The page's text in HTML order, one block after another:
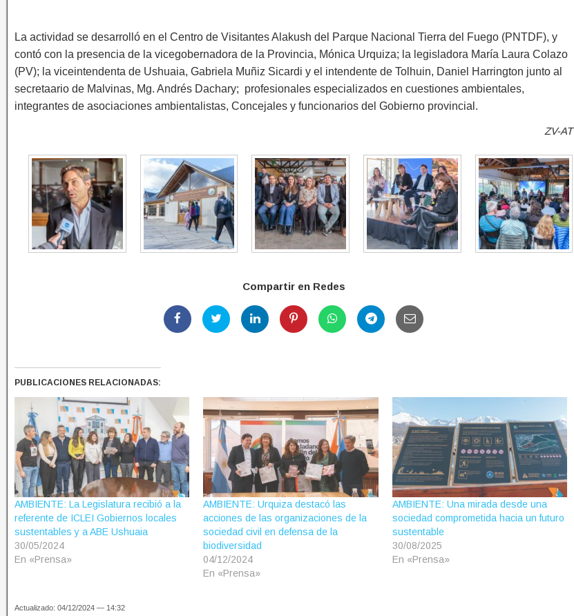
La actividad se desarrolló en el Centro de Visitantes Alakush del Parque Nacional Tierra del Fuego (PNTDF), y
contó con la presencia de la vicegobernadora de la Provincia, Mónica Urquiza; la legisladora María Laura Colazo
(PV); la viceintendenta de Ushuaia, Gabriela Muñiz Sicardi y el intendente de Tolhuin, Daniel Harrington junto al
secretaario de Malvinas, Mg. Andrés Dachary; profesionales especializados en cuestiones ambientales,
integrantes de asociaciones ambientalistas, Concejales y funcionarios del Gobierno provincial.
ZV-AT
Compartir en Redes
PUBLICACIONES RELACIONADAS:
AMBIENTE: La Legislatura recibió a la
referente de ICLEI Gobiernos locales
sustentables y a ABE Ushuaia
30/05/2024
En «Prensa»
AMBIENTE: Urquiza destacó las
acciones de las organizaciones de la
sociedad civil en defensa de la
biodiversidad
04/12/2024
En «Prensa»
AMBIENTE: Una mirada desde una
sociedad comprometida hacia un futuro
sustentable
30/08/2025
En «Prensa»
Actualizado: 04/12/2024 — 14:32